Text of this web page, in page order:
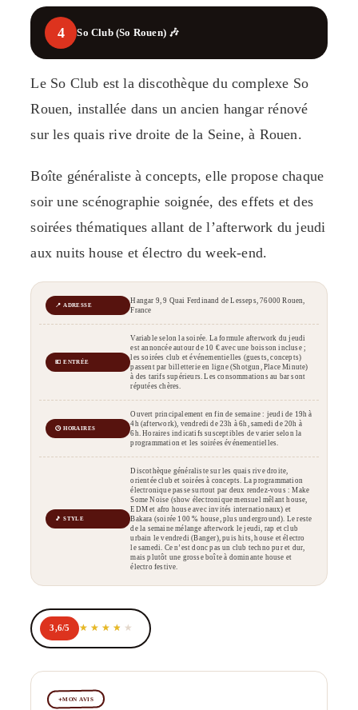
4 So Club (So Rouen) 🎶
Le So Club est la discothèque du complexe So
Rouen, installée dans un ancien hangar rénové
sur les quais rive droite de la Seine, à Rouen.
Boîte généraliste à concepts, elle propose chaque
soir une scénographie soignée, des effets et des
soirées thématiques allant de l’afterwork du jeudi
aux nuits house et électro du week-end.
📍 ADRESSE
Hangar 9, 9 Quai Ferdinand de Lesseps, 76000 Rouen,
France
💶 ENTRÉE
Variable selon la soirée. La formule afterwork du jeudi
est annoncée autour de 10 € avec une boisson incluse ;
les soirées club et événementielles (guests, concepts)
passent par billetterie en ligne (Shotgun, Place Minute)
à des tarifs supérieurs. Les consommations au bar sont
réputées chères.
🕒 HORAIRES
Ouvert principalement en fin de semaine : jeudi de 19h à
4h (afterwork), vendredi de 23h à 6h, samedi de 20h à
6h. Horaires indicatifs susceptibles de varier selon la
programmation et les soirées événementielles.
🎵 STYLE
Discothèque généraliste sur les quais rive droite,
orientée club et soirées à concepts. La programmation
électronique passe surtout par deux rendez-vous : Make
Some Noise (show électronique mensuel mêlant house,
EDM et afro house avec invités internationaux) et
Bakara (soirée 100 % house, plus underground). Le reste
de la semaine mélange afterwork le jeudi, rap et club
urbain le vendredi (Banger), puis hits, house et électro
le samedi. Ce n’est donc pas un club techno pur et dur,
mais plutôt une grosse boîte à dominante house et
électro festive.
3,6/5
MON AVIS